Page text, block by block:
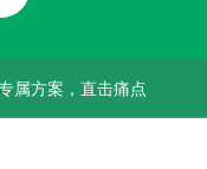
属方案，直击痛点